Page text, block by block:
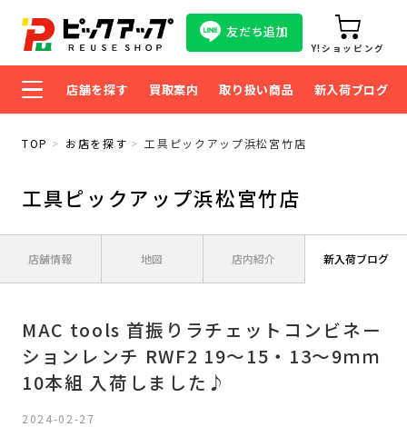
友だち追加
Y!ショッピング
店舗を探す 買取案内 取り扱い商品 新入荷ブログ
TOP お店を探す 工具ピックアップ浜松宮竹店
工具ピックアップ浜松宮竹店
店舗情報 地図 店内紹介 新入荷ブログ
MAC tools 首振りラチェットコンビネー
ションレンチ RWF2 19〜15・13〜9ｍｍ
10本組 入荷しました♪
2024-02-27